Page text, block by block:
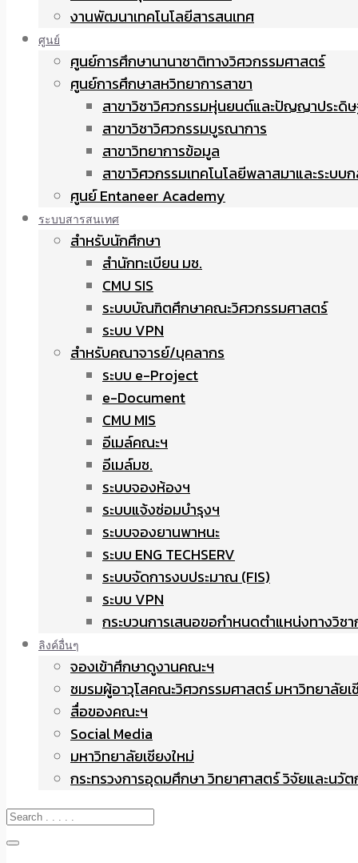
งานพัฒนาเทคโนโลยีสารสนเทศ
ศูนย์
ศูนย์การศึกษานานาชาติทางวิศวกรรมศาสตร์
ศูนย์การศึกษาสหวิทยาการสาขา
สาขาวิชาวิศวกรรมหุ่นยนต์และปัญญาประดิ
สาขาวิชาวิศวกรรมบูรณาการ
สาขาวิทยาการข้อมูล
สาขาวิศวกรรมเทคโนโลยีพลาสมาและระบบ
ศูนย์ Entaneer Academy
ระบบสารสนเทศ
สำหรับนักศึกษา
สำนักทะเบียน มช.
CMU SIS
ระบบบัณฑิตศึกษาคณะวิศวกรรมศาสตร์
ระบบ VPN
สำหรับคณาจารย์/บุคลากร
ระบบ e-Project
e-Document
CMU MIS
อีเมล์คณะฯ
อีเมล์มช.
ระบบจองห้องฯ
ระบบแจ้งซ่อมบำรุงฯ
ระบบจองยานพาหนะ
ระบบ ENG TECHSERV
ระบบจัดการงบประมาณ (FIS)
ระบบ VPN
กระบวนการเสนอขอกำหนดตำแหน่งทางวิช
ลิงค์อื่นๆ
จองเข้าศึกษาดูงานคณะฯ
ชมรมผู้อาวุโสคณะวิศวกรรมศาสตร์ มหาวิทยาลัยเ
สื่อของคณะฯ
Social Media
มหาวิทยาลัยเชียงใหม่
กระทรวงการอุดมศึกษา วิทยาศาสตร์ วิจัยและนวั